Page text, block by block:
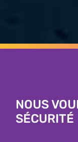
NOUS
SÉCURITÉ